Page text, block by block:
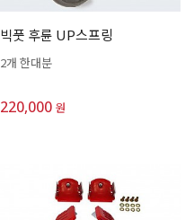
빅풋 후륜 UP스프링
2개 한대분
220,000 원